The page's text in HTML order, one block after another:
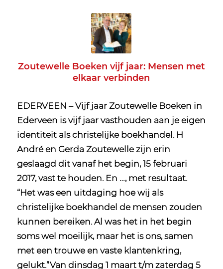
Zoutewelle Boeken vijf jaar: Mensen met
elkaar verbinden
EDERVEEN – Vijf jaar Zoutewelle Boeken in
Ederveen is vijf jaar vasthouden aan je eigen
identiteit als christelijke boekhandel. H
André en Gerda Zoutewelle zijn erin
geslaagd dit vanaf het begin, 15 februari
2017, vast te houden. En …, met resultaat.
“Het was een uitdaging hoe wij als
christelijke boekhandel de mensen zouden
kunnen bereiken. Al was het in het begin
soms wel moeilijk, maar het is ons, samen
met een trouwe en vaste klantenkring,
gelukt.”Van dinsdag 1 maart t/m zaterdag 5